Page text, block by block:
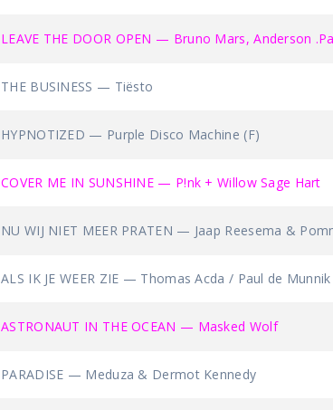
LEAVE THE DOOR OPEN — Bruno Mars, Anderson
THE BUSINESS — Tiësto
HYPNOTIZED — Purple Disco Machine (F)
COVER ME IN SUNSHINE — P!nk + Willow Sage Hart
NU WIJ NIET MEER PRATEN — Jaap Reesema &
ALS IK JE WEER ZIE — Thomas Acda / Paul de
ASTRONAUT IN THE OCEAN — Masked Wolf
PARADISE — Meduza & Dermot Kennedy